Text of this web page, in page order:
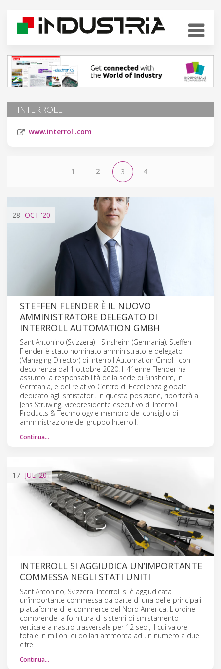
INTERROLL
www.interroll.com
1 2 3 4
28 OCT '20
STEFFEN FLENDER È IL NUOVO
AMMINISTRATORE DELEGATO DI
INTERROLL AUTOMATION GMBH
Sant'Antonino (Svizzera) - Sinsheim (Germania). Steffen
Flender è stato nominato amministratore delegato
(Managing Director) di Interroll Automation GmbH con
decorrenza dal 1 ottobre 2020. Il 41enne Flender ha
assunto la responsabilità della sede di Sinsheim, in
Germania, e del relativo Centro di Eccellenza globale
dedicato agli smistatori. In questa posizione, riporterà a
Jens Strüwing, vicepresidente esecutivo di Interroll
Products & Technology e membro del consiglio di
amministrazione del gruppo Interroll.
Continua…
17 JUL'20
INTERROLL SI AGGIUDICA UN’IMPORTANTE
COMMESSA NEGLI STATI UNITI
Sant'Antonino, Svizzera. Interroll si è aggiudicata
un’importante commessa da parte di una delle principali
piattaforme di e-commerce del Nord America. L'ordine
comprende la fornitura di sistemi di smistamento
verticale a nastro trasversale per 12 sedi, il cui valore
totale in milioni di dollari ammonta ad un numero a due
cifre.
Continua…